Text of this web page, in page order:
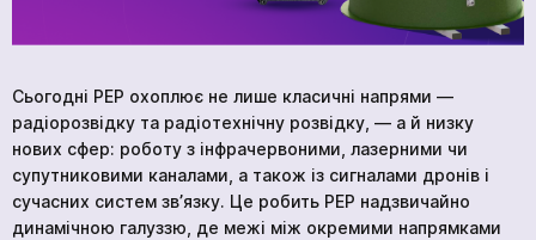
МЕДІАЦЕНТР
ПРО НАС
МЕРЧ КОМПАНІЇ
ВІДГУКИ
КОНТАКТИ
Сьогодні РЕР охоплює не лише класичні напрями —
радіорозвідку та радіотехнічну розвідку, — а й низку
нових сфер: роботу з інфрачервоними, лазерними чи
супутниковими каналами, а також із сигналами дронів і
сучасних систем зв’язку. Це робить РЕР надзвичайно
динамічною галуззю, де межі між окремими напрямками